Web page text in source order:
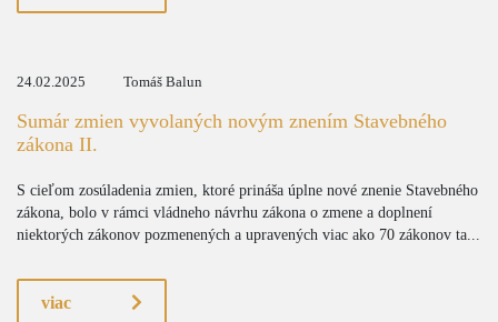
24.02.2025 Tomáš Balun
Sumár zmien vyvolaných novým znením Stavebného
zákona II.
S cieľom zosúladenia zmien, ktoré prináša úplne nové znenie Stavebného
zákona, bolo v rámci vládneho návrhu zákona o zmene a doplnení
niektorých zákonov pozmenených a upravených viac ako 70 zákonov ta...
viac